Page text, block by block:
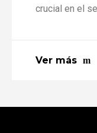
crucial en el
Ver más